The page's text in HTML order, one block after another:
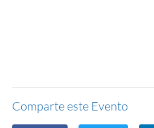
Comparte este Evento